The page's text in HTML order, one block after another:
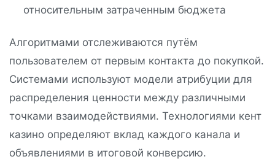
относительным затраченным бюджета
Алгоритмами отслеживаются путём
пользователем от первым контакта до покупкой.
Системами используют модели атрибуции для
распределения ценности между различными
точками взаимодействиями. Технологиями кент
казино определяют вклад каждого канала и
объявлениями в итоговой конверсию.